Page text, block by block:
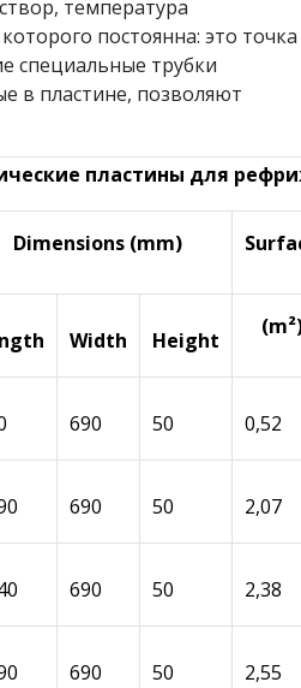
температура
постоянна: это точка
специальные трубки
в пластине, позволяют
пластины для
Dimensions (mm)
Width Height
690 50 0,52
690 50 2,07
690 50 2,38
690 50 2,55